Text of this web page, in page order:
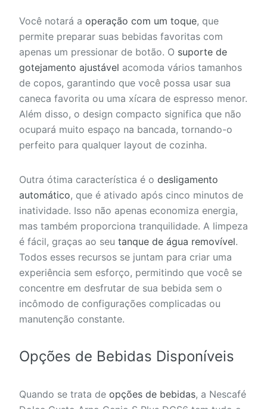
Você notará a operação com um toque, que
permite preparar suas bebidas favoritas com
apenas um pressionar de botão. O suporte de
gotejamento ajustável acomoda vários tamanhos
de copos, garantindo que você possa usar sua
caneca favorita ou uma xícara de espresso menor.
Além disso, o design compacto significa que não
ocupará muito espaço na bancada, tornando-o
perfeito para qualquer layout de cozinha.
Outra ótima característica é o desligamento
automático, que é ativado após cinco minutos de
inatividade. Isso não apenas economiza energia,
mas também proporciona tranquilidade. A limpeza
é fácil, graças ao seu tanque de água removível.
Todos esses recursos se juntam para criar uma
experiência sem esforço, permitindo que você se
concentre em desfrutar de sua bebida sem o
incômodo de configurações complicadas ou
manutenção constante.
Opções de Bebidas Disponíveis
Quando se trata de opções de bebidas, a Nescafé